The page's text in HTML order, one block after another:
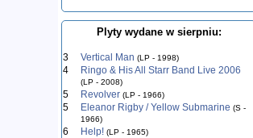
Plyty wydane w sierpniu:
3 Vertical Man (LP - 1998)
4 Ringo & His All Starr Band Live 2006
(LP - 2008)
5 Revolver (LP - 1966)
5 Eleanor Rigby / Yellow Submarine (S -
1966)
6 Help! (LP - 1965)